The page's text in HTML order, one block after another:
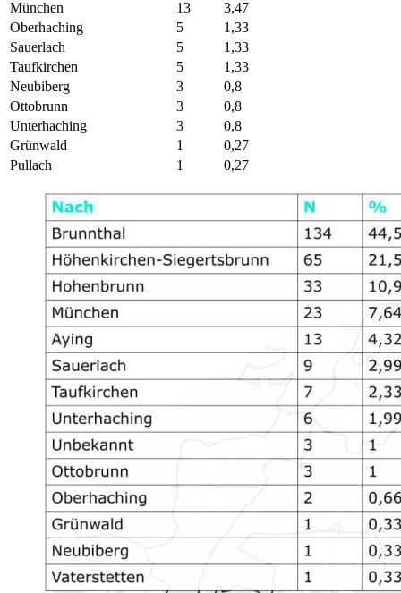
München
13
3,47
Oberhaching
5
1,33
Sauerlach
5
1,33
Taufkirchen
5
1,33
Neubiberg
3
0,8
Ottobrunn
3
0,8
Unterhaching
3
0,8
Grünwald
1
0,27
Pullach
1 0,27